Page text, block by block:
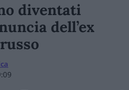
diventati
dell’ex